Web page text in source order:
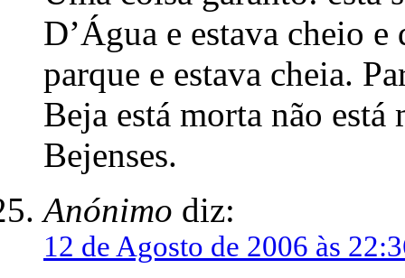
D’Água e estava cheio e
parque e estava cheia.
Beja está morta não
Bejenses.
Anónimo diz:
12 de Agosto de 2006 às